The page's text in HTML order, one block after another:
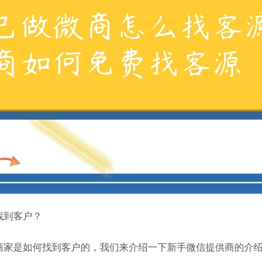
客户？
如何找到客户的，我们来介绍一下新手微信提供商的介